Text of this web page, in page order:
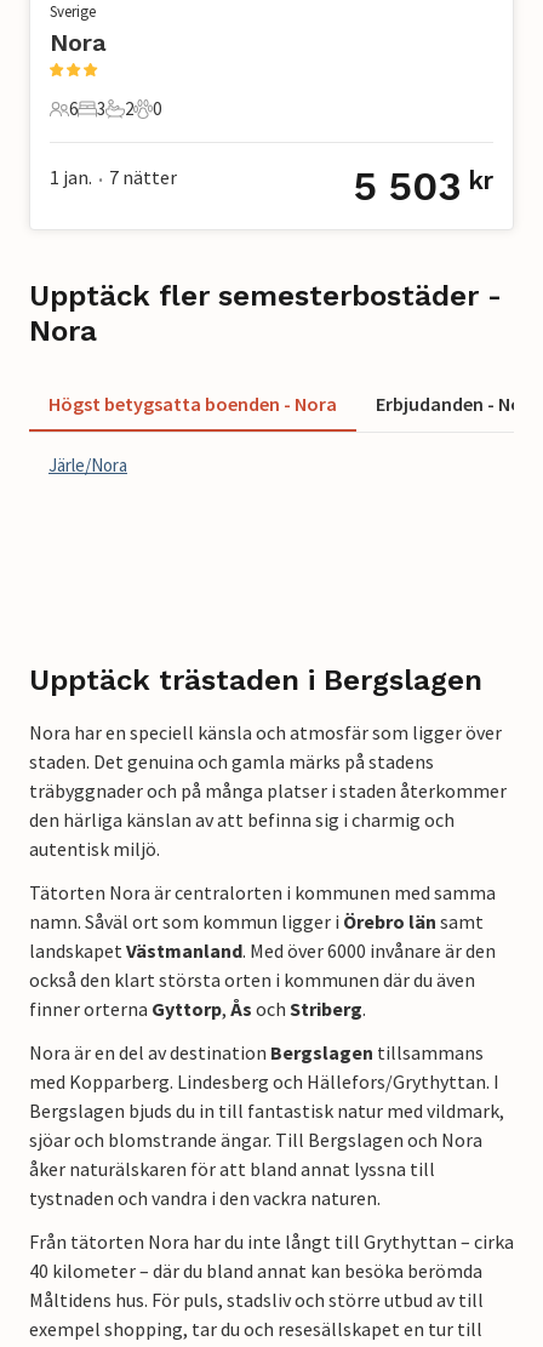
Sverige
Nora
6 Gäster
6
3 Sovrum
3
2 Badrum
2
0 Husdjur
0
1 jan. • 7 nätter 5 503 kr
Upptäck fler semesterbostäder -
Nora
Högst betygsatta boenden - Nora Erbjudanden - Nora
Järle/Nora
Upptäck trästaden i Bergslagen
Nora har en speciell känsla och atmosfär som ligger över
staden. Det genuina och gamla märks på stadens
träbyggnader och på många platser i staden återkommer
den härliga känslan av att befinna sig i charmig och
autentisk miljö.
Tätorten Nora är centralorten i kommunen med samma
namn. Såväl ort som kommun ligger i Örebro län samt
landskapetVästmanland. Med över 6000 invånare är den
också den klart största orten i kommunen där du även
finner orterna Gyttorp, Ås och Striberg.
Nora är en del av destination Bergslagen tillsammans
med Kopparberg. Lindesberg och Hällefors/Grythyttan. I
Bergslagen bjuds du in till fantastisk natur med vildmark,
sjöar och blomstrande ängar. Till Bergslagen och Nora
åker naturälskaren för att bland annat lyssna till
tystnaden och vandra i den vackra naturen.
Från tätorten Nora har du inte långt till Grythyttan – cirka
40 kilometer – där du bland annat kan besöka berömda
Måltidens hus. För puls, stadsliv och större utbud av till
exempel shopping, tar du och resesällskapet en tur till